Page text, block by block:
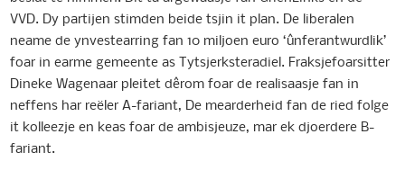
VVD. Dy partijen stimden beide tsjin it plan. De liberalen
neame de ynvestearring fan 10 miljoen euro ‘ûnferantwurdlik’
foar in earme gemeente as Tytsjerksteradiel. Fraksjefoarsitter
Dineke Wagenaar pleitet dêrom foar de realisaasje fan in
neffens har reëler A-fariant, De mearderheid fan de ried folge
it kolleezje en keas foar de ambisjeuze, mar ek djoerdere B-
fariant.